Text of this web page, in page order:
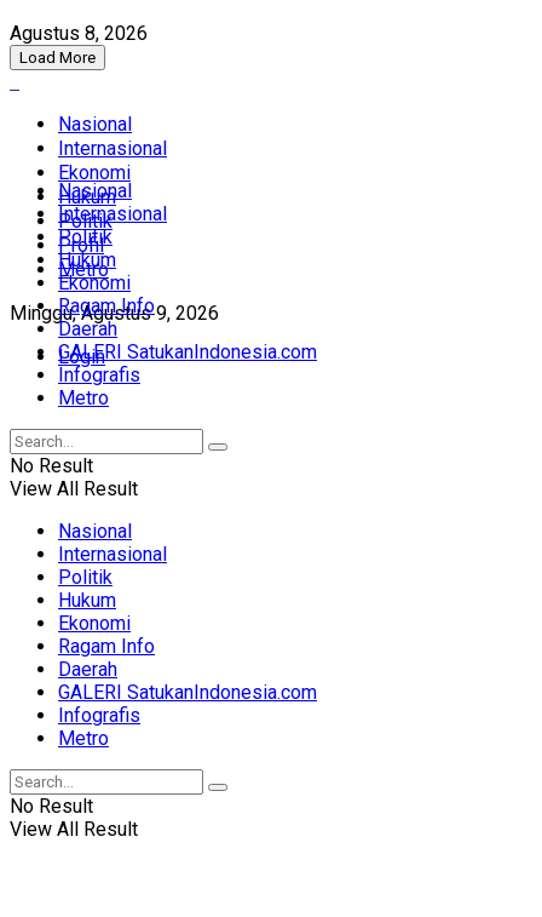
Agustus 8, 2026
Load More
Nasional
Internasional
Ekonomi
Hukum
Politik
Profil
Metro
Minggu, Agustus 9, 2026
Login
Nasional
Internasional
Politik
Hukum
Ekonomi
Ragam Info
Daerah
GALERI SatukanIndonesia.com
Infografis
Metro
No Result
View All Result
Nasional
Internasional
Politik
Hukum
Ekonomi
Ragam Info
Daerah
GALERI SatukanIndonesia.com
Infografis
Metro
No Result
View All Result